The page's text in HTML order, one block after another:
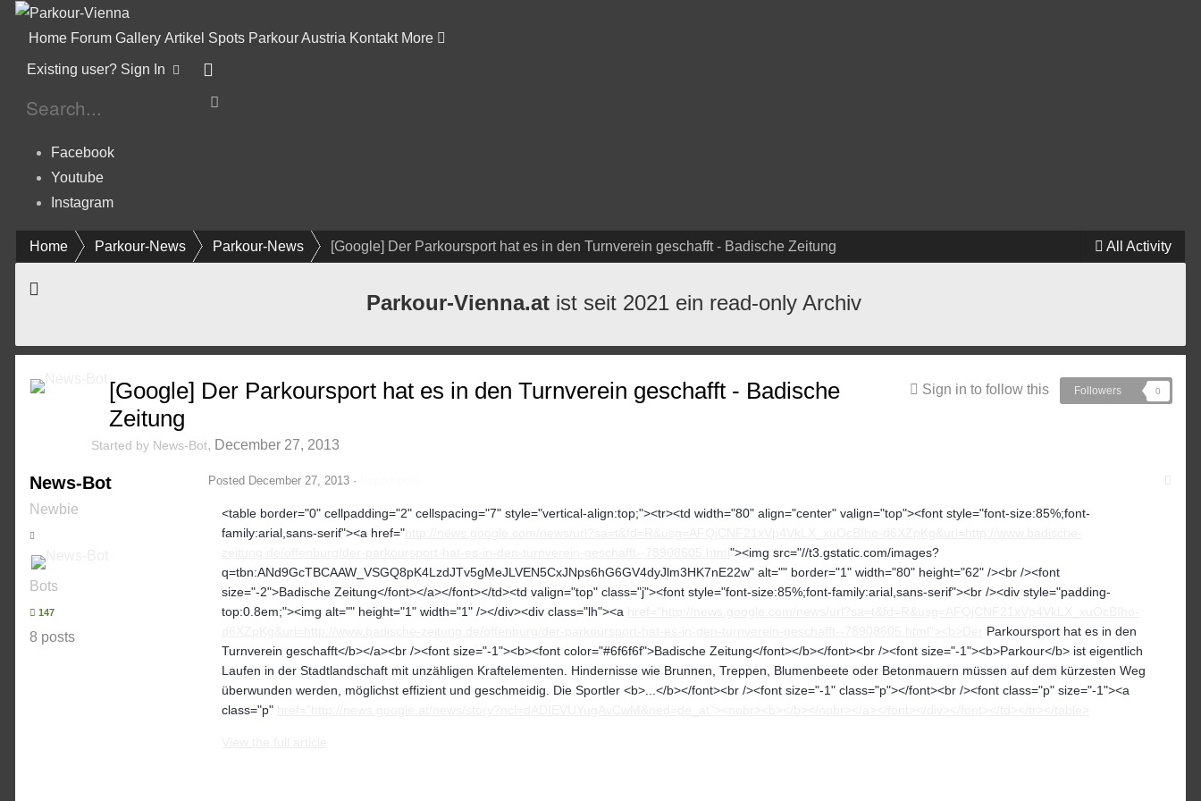
Home Forum Gallery Artikel Spots Parkour Austria Kontakt More
Existing user? Sign In
Facebook
Youtube
Instagram
All Activity
Home Parkour-News Parkour-News [Google] Der Parkoursport hat es in den Turnverein geschafft - Badische Zeitung
Parkour-Vienna.at ist seit 2021 ein read-only Archiv
Sign in to follow this Followers 0
[Google] Der Parkoursport hat es in den Turnverein geschafft - Badische
Zeitung
Started by News-Bot, December 27, 2013
News-Bot
Newbie
Bots
147
8 posts
Posted December 27, 2013 ·
<table border="0" cellpadding="2" cellspacing="7" style="vertical-align:top;"><tr><td width="80" align="center" valign="top"><font style="font-size:85%;font-
family:arial,sans-serif"><a href="
"><img src="//t3.gstatic.com/images?
q=tbn:ANd9GcTBCAAW_VSGQ8pK4LzdJTv5gMeJLVEN5CxJNps6hG6GV4dyJlm3HK7nE22w" alt="" border="1" width="80" height="62" /><br /><font
size="-2">Badische Zeitung</font></a></font></td><td valign="top" class="j"><font style="font-size:85%;font-family:arial,sans-serif"><br /><div style="padding-
top:0.8em;"><img alt="" height="1" width="1" /></div><div class="lh"><a
Parkoursport hat es in den
Turnverein geschafft</b></a><br /><font size="-1"><b><font color="#6f6f6f">Badische Zeitung</font></b></font><br /><font size="-1"><b>Parkour</b> ist eigentlich
Laufen in der Stadtlandschaft mit unzähligen Kraftelementen. Hindernisse wie Brunnen, Treppen, Blumenbeete oder Betonmauern müssen auf dem kürzesten Weg
überwunden werden, möglichst effizient und geschmeidig. Die Sportler <b>...</b></font><br /><font size="-1" class="p"></font><br /><font class="p" size="-1"><a
class="p"